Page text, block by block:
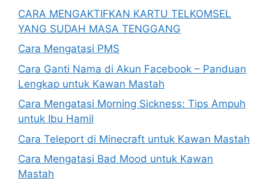
CARA MENGAKTIFKAN KARTU TELKOMSEL
YANG SUDAH MASA TENGGANG
Cara Mengatasi PMS
Cara Ganti Nama di Akun Facebook – Panduan
Lengkap untuk Kawan Mastah
Cara Mengatasi Morning Sickness: Tips Ampuh
untuk Ibu Hamil
Cara Teleport di Minecraft untuk Kawan Mastah
Cara Mengatasi Bad Mood untuk Kawan
Mastah